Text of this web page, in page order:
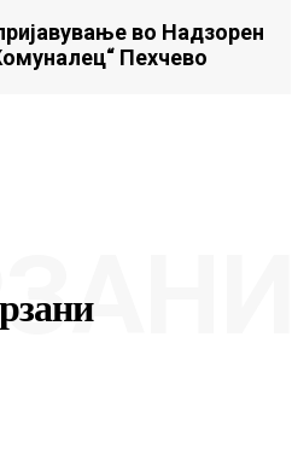
во Надзорен
Пехчево